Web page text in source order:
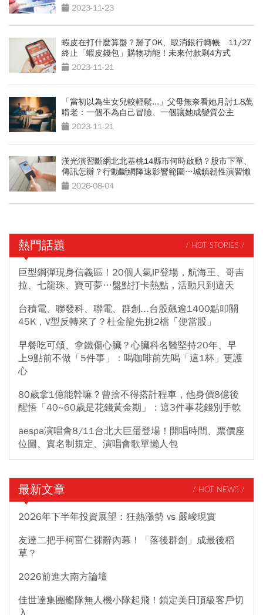
2023-11-23
蝦皮在打什麼算盤？掰了OK、取消銀行轉帳 11/27
終止「蝦皮錢包」購物功能！未來付款剩4方式
2023-11-21
「當初以為生女兒較輕鬆...」父母無奈看她月討1.8萬
啃老：一個不為自己冒險、一個讓她成變質公主
2023-11-21
漢光演習斷網北北基桃14縣市何時啟動？股市下單、
傳訊怎辦？行動斷網降速影響範圍…城鎮韌性演習懶
人包2026-08-04
熱門話題 / HOT STORIES /
巨型鋼彈現身信義區！20個人氣IP登場，航海王、哥吉
拉、七龍珠、寶可夢…盤點打卡熱點，活動只到這天
台積電、聯發科、聯電、群創...台股飆逾1400點叩關
45K，V型反轉來了？杜金龍先挑2檔「便當股」
早餐吃可頌、拿鐵傷心臟？心臟科名醫堅持20年、早
上9點前不做「5件事」：喝咖啡前先喝「這1杯」更護
心
80歲拿1億能幹嘛？曾捨不得搭計程車，他身價8億後
醒悟「40~60歲是花錢黃金期」：這3件事花錢別手軟
aespa演唱會8/11台北大巨蛋登場！開唱時間、票價座
位圖、實名制規定、演唱會歌單懶人包
最新文章 / HOT NEWS /
2026年下半年投資展望：狂熱漲勢 vs 嚴峻現實
友達二把手柯富仁裸辭內幕！「落後群創」成最後稻
草？
2026前進大南方論壇
佳世達集團艦隊無人機小隊起飛！鎖定美日頂級客戶切